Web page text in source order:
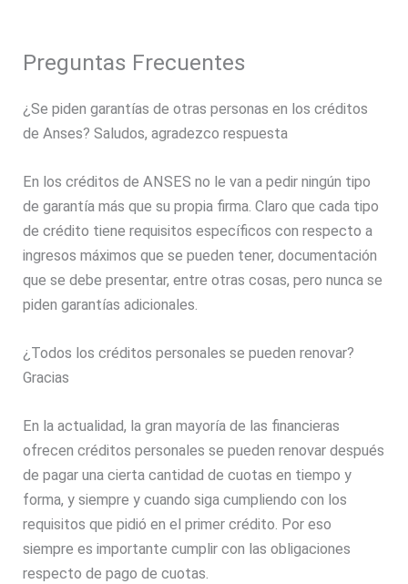
Preguntas Frecuentes
¿Se piden garantías de otras personas en los créditos
de Anses? Saludos, agradezco respuesta
En los créditos de ANSES no le van a pedir ningún tipo
de garantía más que su propia firma. Claro que cada tipo
de crédito tiene requisitos específicos con respecto a
ingresos máximos que se pueden tener, documentación
que se debe presentar, entre otras cosas, pero nunca se
piden garantías adicionales.
¿Todos los créditos personales se pueden renovar?
Gracias
En la actualidad, la gran mayoría de las financieras
ofrecen créditos personales se pueden renovar después
de pagar una cierta cantidad de cuotas en tiempo y
forma, y siempre y cuando siga cumpliendo con los
requisitos que pidió en el primer crédito. Por eso
siempre es importante cumplir con las obligaciones
respecto de pago de cuotas.